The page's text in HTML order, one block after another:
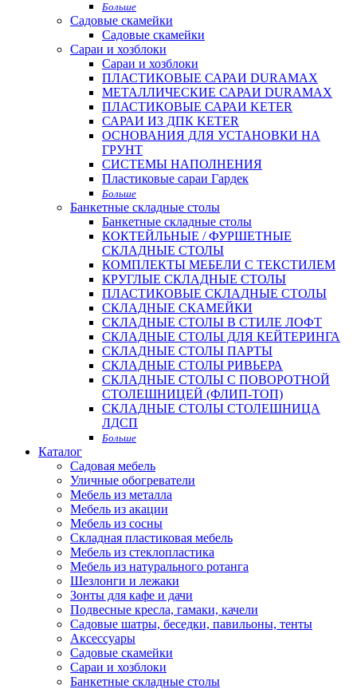
Больше
Садовые скамейки
Садовые скамейки
Сараи и хозблоки
Сараи и хозблоки
ПЛАСТИКОВЫЕ САРАИ DURAMAX
МЕТАЛЛИЧЕСКИЕ САРАИ DURAMAX
ПЛАСТИКОВЫЕ САРАИ KETER
САРАИ ИЗ ДПК KETER
ОСНОВАНИЯ ДЛЯ УСТАНОВКИ НА
ГРУНТ
СИСТЕМЫ НАПОЛНЕНИЯ
Пластиковые сараи Гардек
Больше
Банкетные складные столы
Банкетные складные столы
КОКТЕЙЛЬНЫЕ / ФУРШЕТНЫЕ
СКЛАДНЫЕ СТОЛЫ
КОМПЛЕКТЫ МЕБЕЛИ С ТЕКСТИЛЕМ
КРУГЛЫЕ СКЛАДНЫЕ СТОЛЫ
ПЛАСТИКОВЫЕ СКЛАДНЫЕ СТОЛЫ
СКЛАДНЫЕ СКАМЕЙКИ
СКЛАДНЫЕ СТОЛЫ В СТИЛЕ ЛОФТ
СКЛАДНЫЕ СТОЛЫ ДЛЯ КЕЙТЕРИНГА
СКЛАДНЫЕ СТОЛЫ ПАРТЫ
СКЛАДНЫЕ СТОЛЫ РИВЬЕРА
СКЛАДНЫЕ СТОЛЫ С ПОВОРОТНОЙ
СТОЛЕШНИЦЕЙ (ФЛИП-ТОП)
СКЛАДНЫЕ СТОЛЫ СТОЛЕШНИЦА
ЛДСП
Больше
Каталог
Садовая мебель
Уличные обогреватели
Мебель из металла
Мебель из акации
Мебель из сосны
Складная пластиковая мебель
Мебель из стеклопластика
Мебель из натурального ротанга
Шезлонги и лежаки
Зонты для кафе и дачи
Подвесные кресла, гамаки, качели
Садовые шатры, беседки, павильоны, тенты
Аксессуары
Садовые скамейки
Сараи и хозблоки
Банкетные складные столы